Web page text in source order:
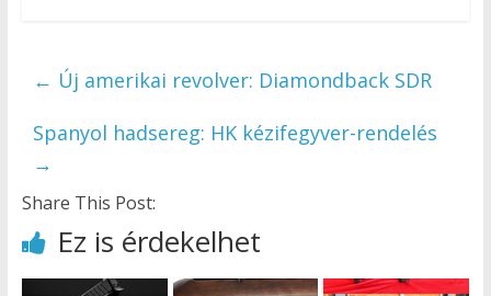
← Új amerikai revolver: Diamondback SDR
Spanyol hadsereg: HK kézifegyver-rendelés
→
Share This Post:
Ez is érdekelhet